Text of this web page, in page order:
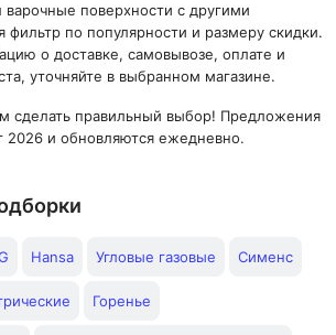
варочные поверхности с другими
фильтр по популярности и размеру скидки.
о доставке, самовывозе, оплате и
уточняйте в выбранном магазине.
сделать правильный выбор! Предложения
2026 и обновляются ежедневно.
Hansa Угловые газовые Сименс
Горенье